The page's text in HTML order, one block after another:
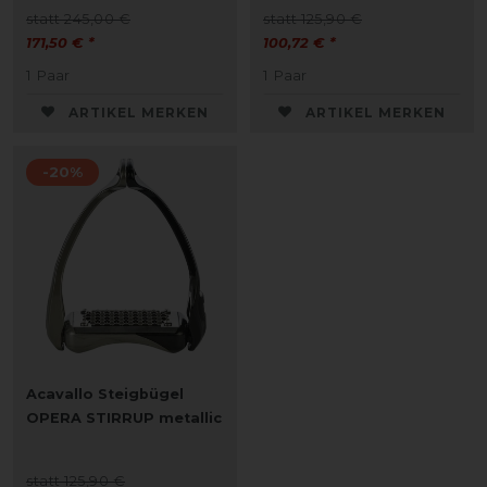
statt 245,00 €
171,50 € *
1 Paar
ARTIKEL MERKEN
statt 125,90 €
100,72 € *
1 Paar
ARTIKEL MERKEN
-20%
Acavallo Steigbügel
OPERA STIRRUP metallic
statt 125,90 €